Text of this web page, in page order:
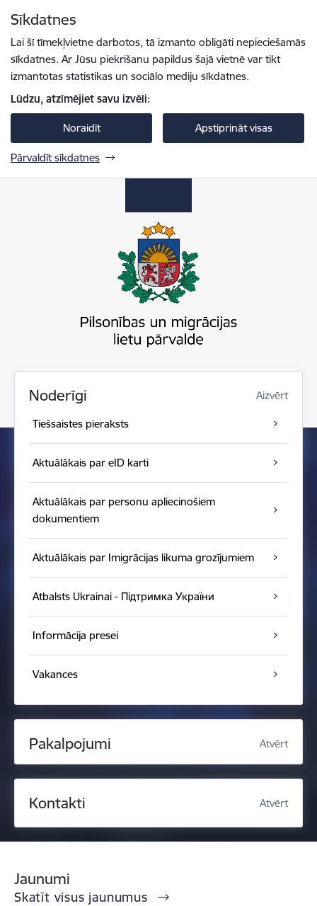
Sīkdatnes
Lai šī tīmekļvietne darbotos, tā izmanto obligāti nepieciešamās
sīkdatnes. Ar Jūsu piekrišanu papildus šajā vietnē var tikt
izmantotas statistikas un sociālo mediju sīkdatnes.
Lūdzu, atzīmējiet savu izvēli:
Noraidīt Apstiprināt visas
Pārvaldīt sīkdatnes
Noderīgi Aizvērt
Tiešsaistes pieraksts
Aktuālākais par eID karti
Aktuālākais par personu apliecinošiem
dokumentiem
Aktuālākais par Imigrācijas likuma grozījumiem
Atbalsts Ukrainai - Підтримка України
Informācija presei
Vakances
Pakalpojumi Atvērt
Kontakti Atvērt
Jaunumi
Skatīt visus jaunumus